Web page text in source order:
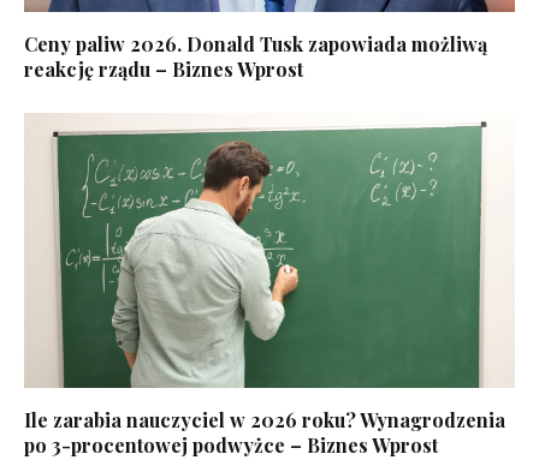
Ceny paliw 2026. Donald Tusk zapowiada możliwą
reakcję rządu – Biznes Wprost
Ile zarabia nauczyciel w 2026 roku? Wynagrodzenia
po 3-procentowej podwyżce – Biznes Wprost